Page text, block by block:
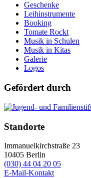
Geschenke
Leihinstrumente
Booking
Tomate Rockt
Musik in Schulen
Musik in Kitas
Galerie
Logos
Gefördert durch
Standorte
Immanuelkirchstraße 23
10405 Berlin
(030) 44 04 20 05
E-Mail-Kontakt